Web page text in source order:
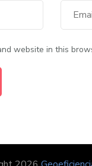
website in this